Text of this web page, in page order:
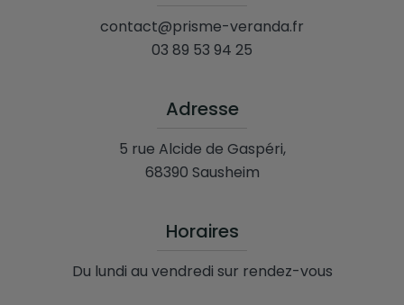
contact@prisme-veranda.fr
03 89 53 94 25
Adresse
5 rue Alcide de Gaspéri,
68390 Sausheim
Horaires
Du lundi au vendredi sur rendez-vous